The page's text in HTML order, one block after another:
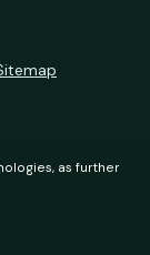
as further